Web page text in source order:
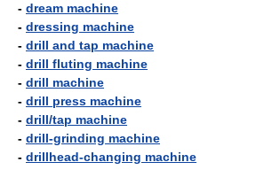
- dream machine
- dressing machine
- drill and tap machine
- drill fluting machine
- drill machine
- drill press machine
- drill/tap machine
- drill-grinding machine
- drillhead-changing machine